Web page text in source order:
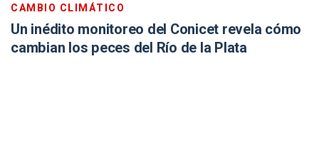
CAMBIO CLIMÁTICO
Un inédito monitoreo del Conicet revela cómo
cambian los peces del Río de la Plata